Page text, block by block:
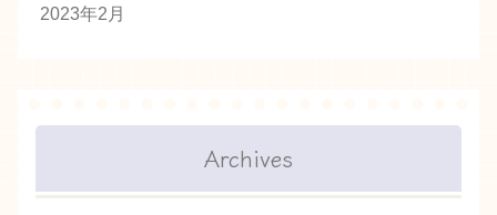
2023年2月
Archives